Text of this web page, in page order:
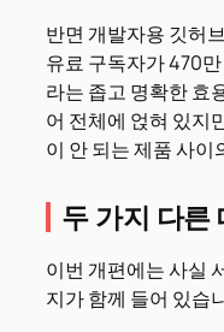
반면 개발자용 깃허
유료 구독자가 470
라는 좁고 명확한 효
어 전체에 얹혀 있지
이 안 되는 제품 사이
두 가지 다른
이번 개편에는 사실
지가 함께 들어 있습